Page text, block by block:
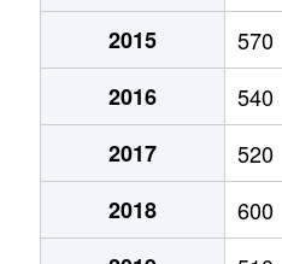
太郎坊町 720万円
太郎坊町
750万円
太郎坊町
750万円
天神町
740万円
志比田町 550
志比田町
志比田町
志比田町
450
下水流町
11万
2015
570
2016
540
2017
520
2018
600